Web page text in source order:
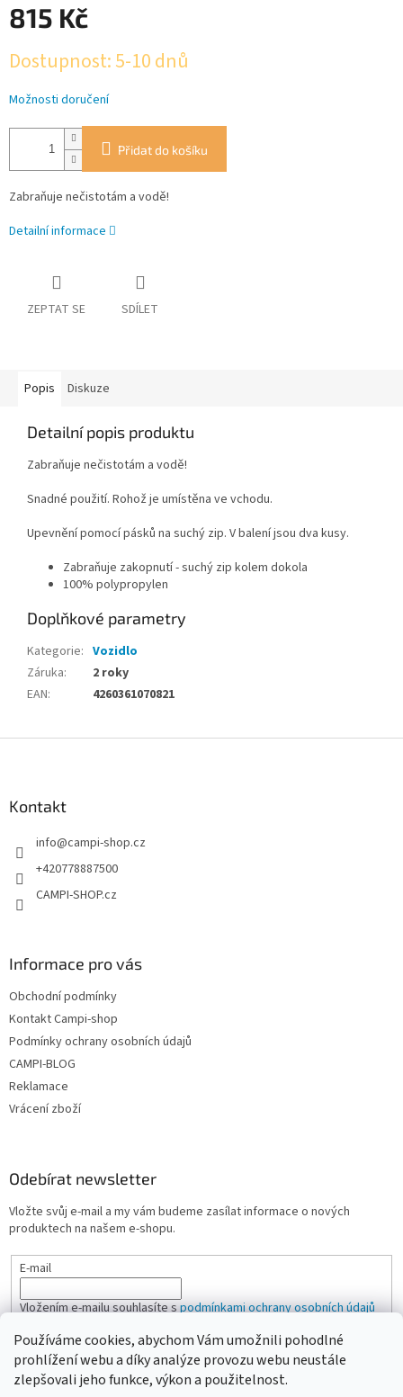
Používáme cookies, abychom Vám umožnili pohodlné
prohlížení webu a díky analýze provozu webu neustále
zlepšovali jeho funkce, výkon a použitelnost.
815 Kč
cena:
Dostupnost: 5-10 dnů
Možnosti doručení
Přidat do košíku
Zabraňuje nečistotám a vodě!
Detailní informace
ZEPTAT SE SDÍLET
Popis Diskuze
Detailní popis produktu
Zabraňuje nečistotám a vodě!
Snadné použití. Rohož je umístěna ve vchodu.
Upevnění pomocí pásků na suchý zip. V balení jsou dva kusy.
Zabraňuje zakopnutí - suchý zip kolem dokola
100% polypropylen
Doplňkové parametry
Kategorie: Vozidlo
Záruka:
2 roky
EAN: 4260361070821
Kontakt
info@campi-shop.cz
+420778887500
CAMPI-SHOP.cz
Informace pro vás
Obchodní podmínky
Kontakt Campi-shop
Podmínky ochrany osobních údajů
CAMPI-BLOG
Reklamace
Vrácení zboží
Odebírat newsletter
Vložte svůj e-mail a my vám budeme zasílat informace o nových
produktech na našem e-shopu.
E-mail
Vložením e-mailu souhlasíte spodmínkami ochrany osobních údajů
PŘIHLÁSIT SE